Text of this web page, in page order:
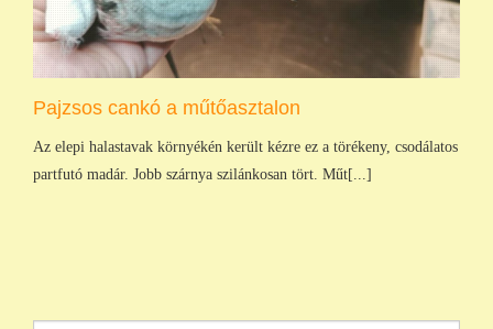
Pajzsos cankó a műtőasztalon
Az elepi halastavak környékén került kézre ez a törékeny, csodálatos
partfutó madár. Jobb szárnya szilánkosan tört. Műt[...]